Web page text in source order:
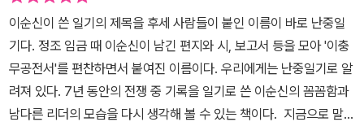
싸우는 장수가 아니라 백성들을 생각하는 마음도 느낄수 있고. 또한
얼마나 많은 사람들이 전쟁으로 고통을 받았는지도 알수 있어요. 마
지막에는 답사여행을 할수 있는 팁이 있어요. 요즘 체험학습을 많이
하는데. 이 부분을 읽고 현장에 간다면 더 많은것을 보고 느낄수 있을
꺼라고 생각해요. 기회가된다면 꼭 현장을 가보고 싶은 마음이 들더
들에게 음식과 술을 내린 내용등이 정확하고 자세하게 기록되어 있
다. 난중일기를 통해 장군 이순신이 아닌 인간 이순신의 모습도 엿볼
수 있다. 사사건건 맞지않았던 원균에 대한 원망, 지시를 따르지 않는
부하에 대한 분노, 군율을 어긴 병사의 목을 베도록 하는 엄격함, 군량
미가 부족하여 굶주리고 의복이 부족하여 추위에 떠는 병사들을 차마
보지 못하겠다고 하는 일기를 통해 따뜻한 인간애를 지닌 이순신을
이순신이 쓴 일기의 제목을 후세 사람들이 붙인 이름이 바로 난중일
기다. 정조 임금 때 이순신이 남긴 편지와 시, 보고서 등을 모아 '이충
무공전서'를 편찬하면서 붙여진 이름이다. 우리에게는 난중일기로 알
려져 있다. 7년 동안의 전쟁 중 기록을 일기로 쓴 이순신의 꼼꼼함과
남다른 리더의 모습을 다시 생각해 볼 수 있는 책이다. 지금으로 말하